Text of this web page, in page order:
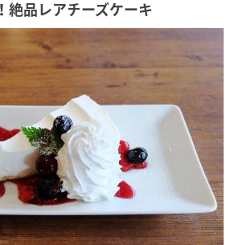
絶品レアチーズケーキ